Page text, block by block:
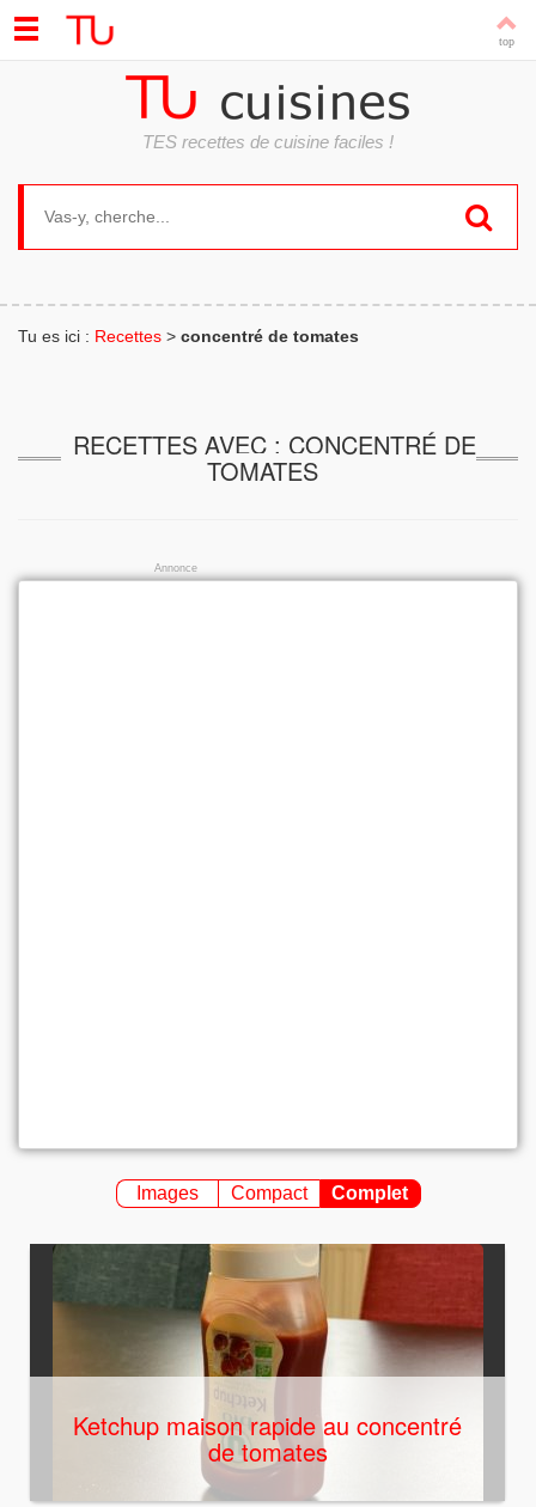
TES recettes de cuisine faciles !
Tu es ici : Recettes > concentré de tomates
RECETTES AVEC : CONCENTRÉ DE
TOMATES
Images Compact Complet
Ketchup maison rapide au concentré
de tomates